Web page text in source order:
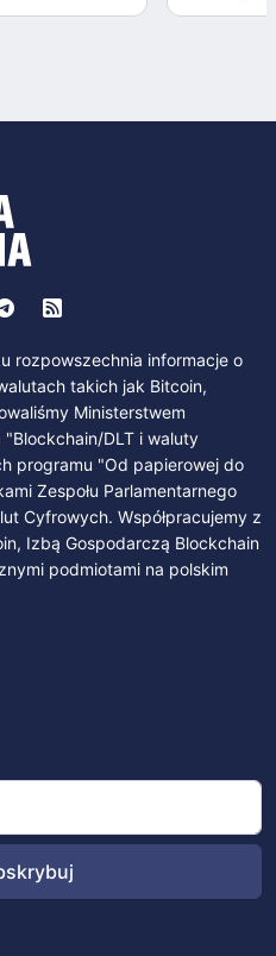
rozpowszechnia informacje o
takich jak Bitcoin,
Ministerstwem
DLT i waluty
programu "Od papierowej do
Zespołu Parlamentarnego
Cyfrowych. Współpracujemy z
Izbą Gospodarczą Blockchain
podmiotami na polskim